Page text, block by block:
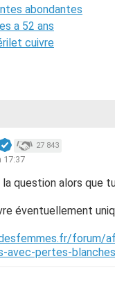
abondantes
a 52 ans
cuivre
27 843
17:37
question alors que
éventuellement
forum/
avec-pertes-blanches